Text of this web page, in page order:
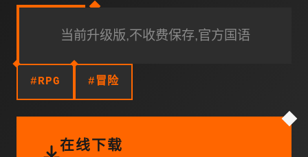
当前升级版,不收费保存,官方国语
#RPG #冒险
在线下载